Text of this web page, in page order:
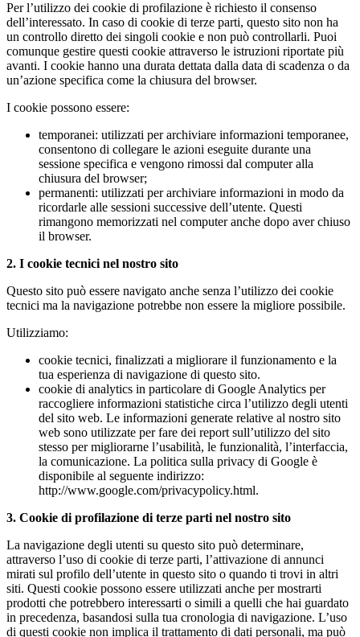
Per l’utilizzo dei cookie di profilazione è richiesto il consenso
dell’interessato. In caso di cookie di terze parti, questo sito non ha
un controllo diretto dei singoli cookie e non può controllarli. Puoi
comunque gestire questi cookie attraverso le istruzioni riportate più
avanti. I cookie hanno una durata dettata dalla data di scadenza o da
un’azione specifica come la chiusura del browser.
I cookie possono essere:
temporanei: utilizzati per archiviare informazioni temporanee,
consentono di collegare le azioni eseguite durante una
sessione specifica e vengono rimossi dal computer alla
chiusura del browser;
permanenti: utilizzati per archiviare informazioni in modo da
ricordarle alle sessioni successive dell’utente. Questi
rimangono memorizzati nel computer anche dopo aver chiuso
il browser.
2. I cookie tecnici nel nostro sito
Questo sito può essere navigato anche senza l’utilizzo dei cookie
tecnici ma la navigazione potrebbe non essere la migliore possibile.
Utilizziamo:
cookie tecnici, finalizzati a migliorare il funzionamento e la
tua esperienza di navigazione di questo sito.
cookie di analytics in particolare di Google Analytics per
raccogliere informazioni statistiche circa l’utilizzo degli utenti
del sito web. Le informazioni generate relative al nostro sito
web sono utilizzate per fare dei report sull’utilizzo del sito
stesso per migliorarne l’usabilità, le funzionalità, l’interfaccia,
la comunicazione. La politica sulla privacy di Google è
disponibile al seguente indirizzo:
http://www.google.com/privacypolicy.html.
3. Cookie di profilazione di terze parti nel nostro sito
La navigazione degli utenti su questo sito può determinare,
attraverso l’uso di cookie di terze parti, l’attivazione di annunci
mirati sul profilo dell’utente in questo sito o quando ti trovi in altri
siti. Questi cookie possono essere utilizzati anche per mostrarti
prodotti che potrebbero interessarti o simili a quelli che hai guardato
in precedenza, basandosi sulla tua cronologia di navigazione. L’uso
di questi cookie non implica il trattamento di dati personali, ma può